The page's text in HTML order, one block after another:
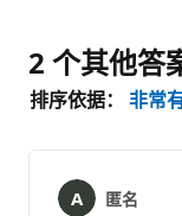
2 个其他答
排序依据： 非常
匿名